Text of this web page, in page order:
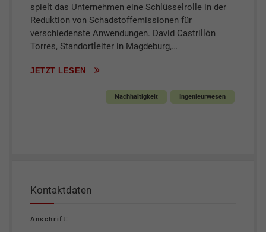
spielt das Unternehmen eine Schlüsselrolle in der
Reduktion von Schadstoffemissionen für
verschiedenste Anwendungen. David Castrillón
Torres, Standortleiter in Magdeburg,…
JETZT LESEN
Nachhaltigkeit Ingenieurwesen
Kontaktdaten
Anschrift: